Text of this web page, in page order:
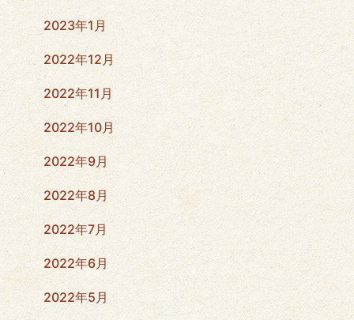
2023年1月
2022年12月
2022年11月
2022年10月
2022年9月
2022年8月
2022年7月
2022年6月
2022年5月